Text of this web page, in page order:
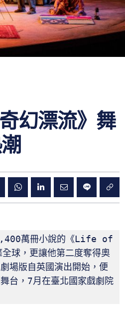
幻漂流》舞
1,400萬冊小說的《Life of
球，更讓他第二度奪得奧
場版自英國演出開始，便
台，7月在臺北國家戲劇院